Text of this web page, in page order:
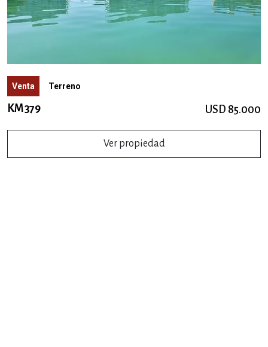
Venta Terreno
KM 379 USD 85.000
Ver propiedad